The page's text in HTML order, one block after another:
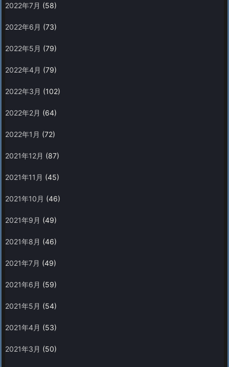
2022年7月 (58)
2022年6月 (73)
2022年5月 (79)
2022年4月 (79)
2022年3月 (102)
2022年2月 (64)
2022年1月 (72)
2021年12月 (87)
2021年11月 (45)
2021年10月 (46)
2021年9月 (49)
2021年8月 (46)
2021年7月 (49)
2021年6月 (59)
2021年5月 (54)
2021年4月 (53)
2021年3月 (50)